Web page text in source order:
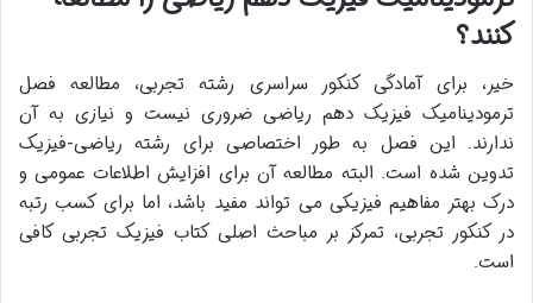
کنند؟
خیر، برای آمادگی کنکور سراسری رشته تجربی، مطالعه فصل
ترمودینامیک فیزیک دهم ریاضی ضروری نیست و نیازی به آن
ندارند. این فصل به طور اختصاصی برای رشته ریاضی-فیزیک
تدوین شده است. البته مطالعه آن برای افزایش اطلاعات عمومی و
درک بهتر مفاهیم فیزیکی می تواند مفید باشد، اما برای کسب رتبه
در کنکور تجربی، تمرکز بر مباحث اصلی کتاب فیزیک تجربی کافی
است.